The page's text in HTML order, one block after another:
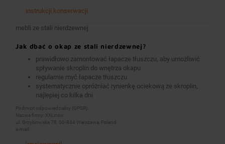
instrukcji konserwacji
mebli ze stali nierdzewnej
Jak dbać o okap ze stali nierdzewnej?
prawidłowo zamontować łapacze tłuszczu, aby umożliwić
spływanie skroplin do wnętrza okapu
regularnie myć łapacze tłuszczu
systematycznie opróżniać rynienkę ociekową ze skroplin,
najlepiej co kilka dni
Podmiot odpowiedzialny (GPSR):
Nazwa firmy: XXLinox
ul. Grzybowska 78, 00-844 Warszawa, Poland
e-mail: